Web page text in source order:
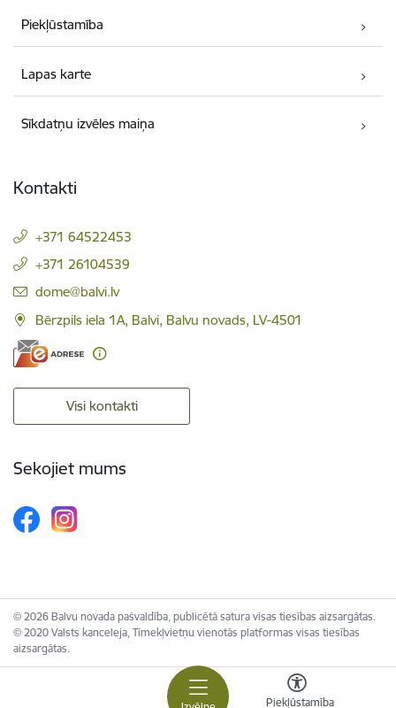
Piekļūstamība
Piekļūstamība
Lapas karte
Sīkdatņu izvēles maiņa
Kontakti
+371 64522453
+371 26104539
E-pasts:
dome@balvi.lv
Bērzpils iela 1A, Balvi, Balvu novads, LV-4501
Visi kontakti
Sekojiet mums
© 2026 Balvu novada pašvaldība, publicētā satura visas tiesības aizsargātas.
© 2020 Valsts kanceleja, Tīmekļvietņu vienotās platformas visas tiesības
aizsargātas.